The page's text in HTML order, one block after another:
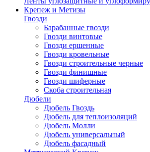
Крепеж и Метизы
Гвозди
Барабанные гвозди
Гвозди винтовые
Гвозди ершенные
Гвозди кровельные
Гвозди строительные черные
Гвозди финишные
Гвозди шиферные
Скоба строительная
Дюбели
Дюбель Гвоздь
Дюбель для теплоизоляций
Дюбель Молли
Дюбель универсальный
Дюбель фасадный